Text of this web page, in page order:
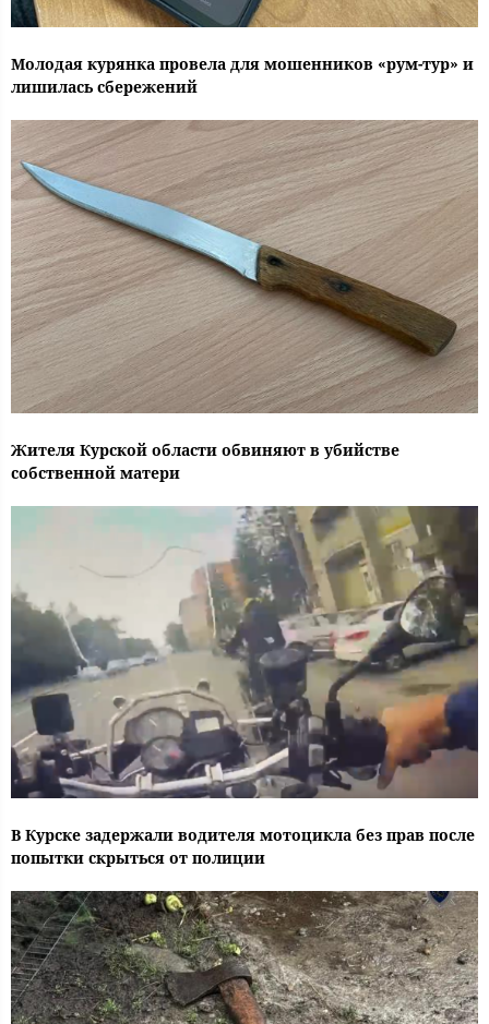
Молодая курянка провела для мошенников «рум-тур» и
лишилась сбережений
Жителя Курской области обвиняют в убийстве
собственной матери
В Курске задержали водителя мотоцикла без прав после
попытки скрыться от полиции